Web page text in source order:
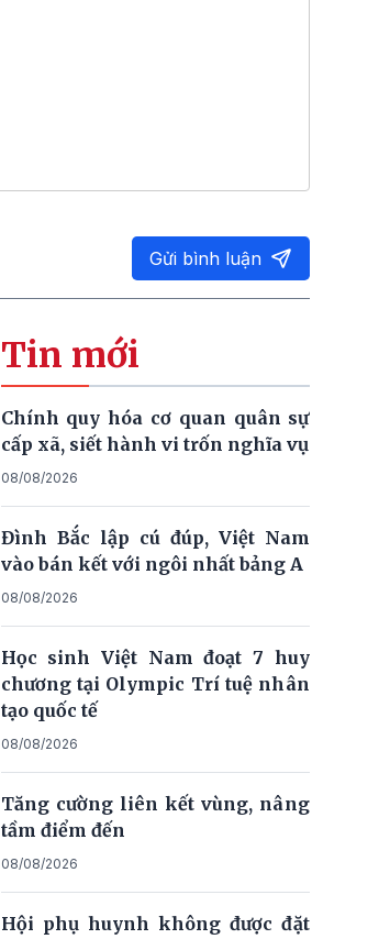
Gửi bình luận
Tin mới
Chính quy hóa cơ quan quân sự
cấp xã, siết hành vi trốn nghĩa vụ
08/08/2026
Đình Bắc lập cú đúp, Việt Nam
vào bán kết với ngôi nhất bảng A
08/08/2026
Học sinh Việt Nam đoạt 7 huy
chương tại Olympic Trí tuệ nhân
tạo quốc tế
08/08/2026
Tăng cường liên kết vùng, nâng
tầm điểm đến
08/08/2026
Hội phụ huynh không được đặt